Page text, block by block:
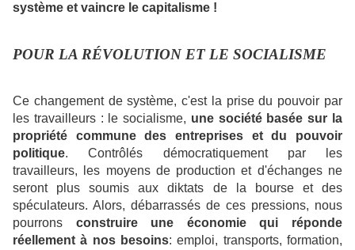
système et vaincre le capitalisme !
POUR LA RÉVOLUTION ET LE SOCIALISME
Ce changement de système, c'est la prise du pouvoir par
les travailleurs : le socialisme, une société basée sur la
propriété
commune des entreprises et du pouvoir
politique. Contrôlés démocratiquement par les
travailleurs, les moyens de production et d'échanges ne
seront plus soumis aux diktats de la bourse et des
spéculateurs. Alors, débarrassés de ces pressions, nous
pourrons
construire une économie qui réponde
réellement à nos besoins: emploi, transports, formation,